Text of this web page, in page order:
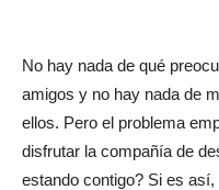
No hay nada de qué
amigos y no hay nada de
ellos. Pero el problema
disfrutar la compañía de
estando contigo? Si es